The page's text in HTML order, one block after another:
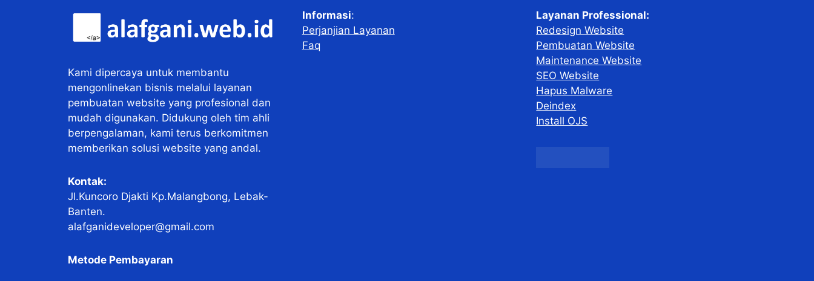
Kami dipercaya untuk membantu
mengonlinekan bisnis melalui layanan
pembuatan website yang profesional dan
mudah digunakan. Didukung oleh tim ahli
berpengalaman, kami terus berkomitmen
memberikan solusi website yang andal.
Kontak:
Jl.Kuncoro Djakti Kp.Malangbong, Lebak-
Banten.
alafganideveloper@gmail.com
Metode Pembayaran
Informasi:
Perjanjian Layanan
Faq
Layanan Professional:
Redesign Website
Pembuatan Website
Maintenance Website
SEO Website
Hapus Malware
Deindex
Install OJS